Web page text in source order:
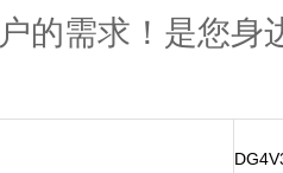
的需求！是您身